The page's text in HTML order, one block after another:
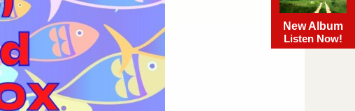
New Album
Listen Now!